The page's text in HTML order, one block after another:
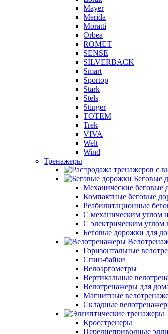
Mayer
Merida
Moratti
Orbea
ROMET
SENSE
SILVERBACK
Smart
Sportop
Stark
Stels
Stinger
TOTEM
Trek
VIVA
Welt
Wind
Тренажеры
Беговые
Механические беговые
Компактные беговые
Реабилитационные
С механическим углом
С электрическим углом
Беговые дорожки для
Горизонтальные
Спин-байки
Велоэргометры
Вертикальные
Велотренажеры для
Магнитные
Складные
Кросстренеры
Переднеприводные